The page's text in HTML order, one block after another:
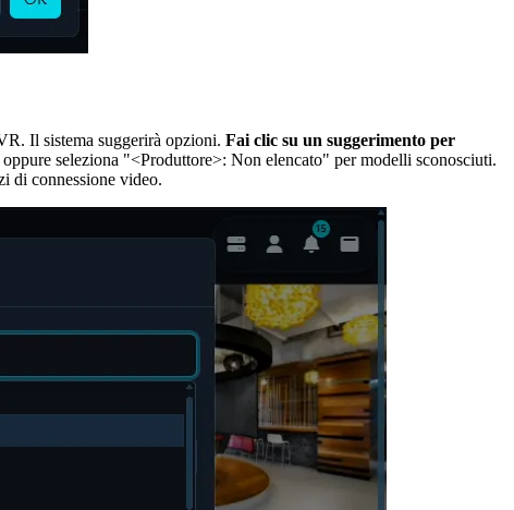
Il sistema suggerirà opzioni.Fai clic su un suggerimento per
seleziona "<Produttore>: Non elencato" per modelli sconosciuti.
di connessione video.